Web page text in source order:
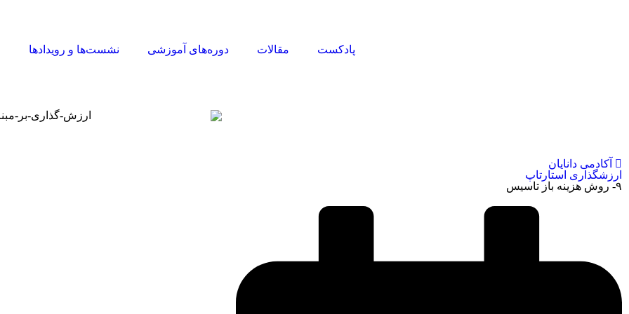
پادکست مقالات دوره‌های آموزشی نشست‌ها و رویدادها
آکادمی دانایان
ارزشگذاری استارتاپ
۹- روش هزینه باز تاسیس